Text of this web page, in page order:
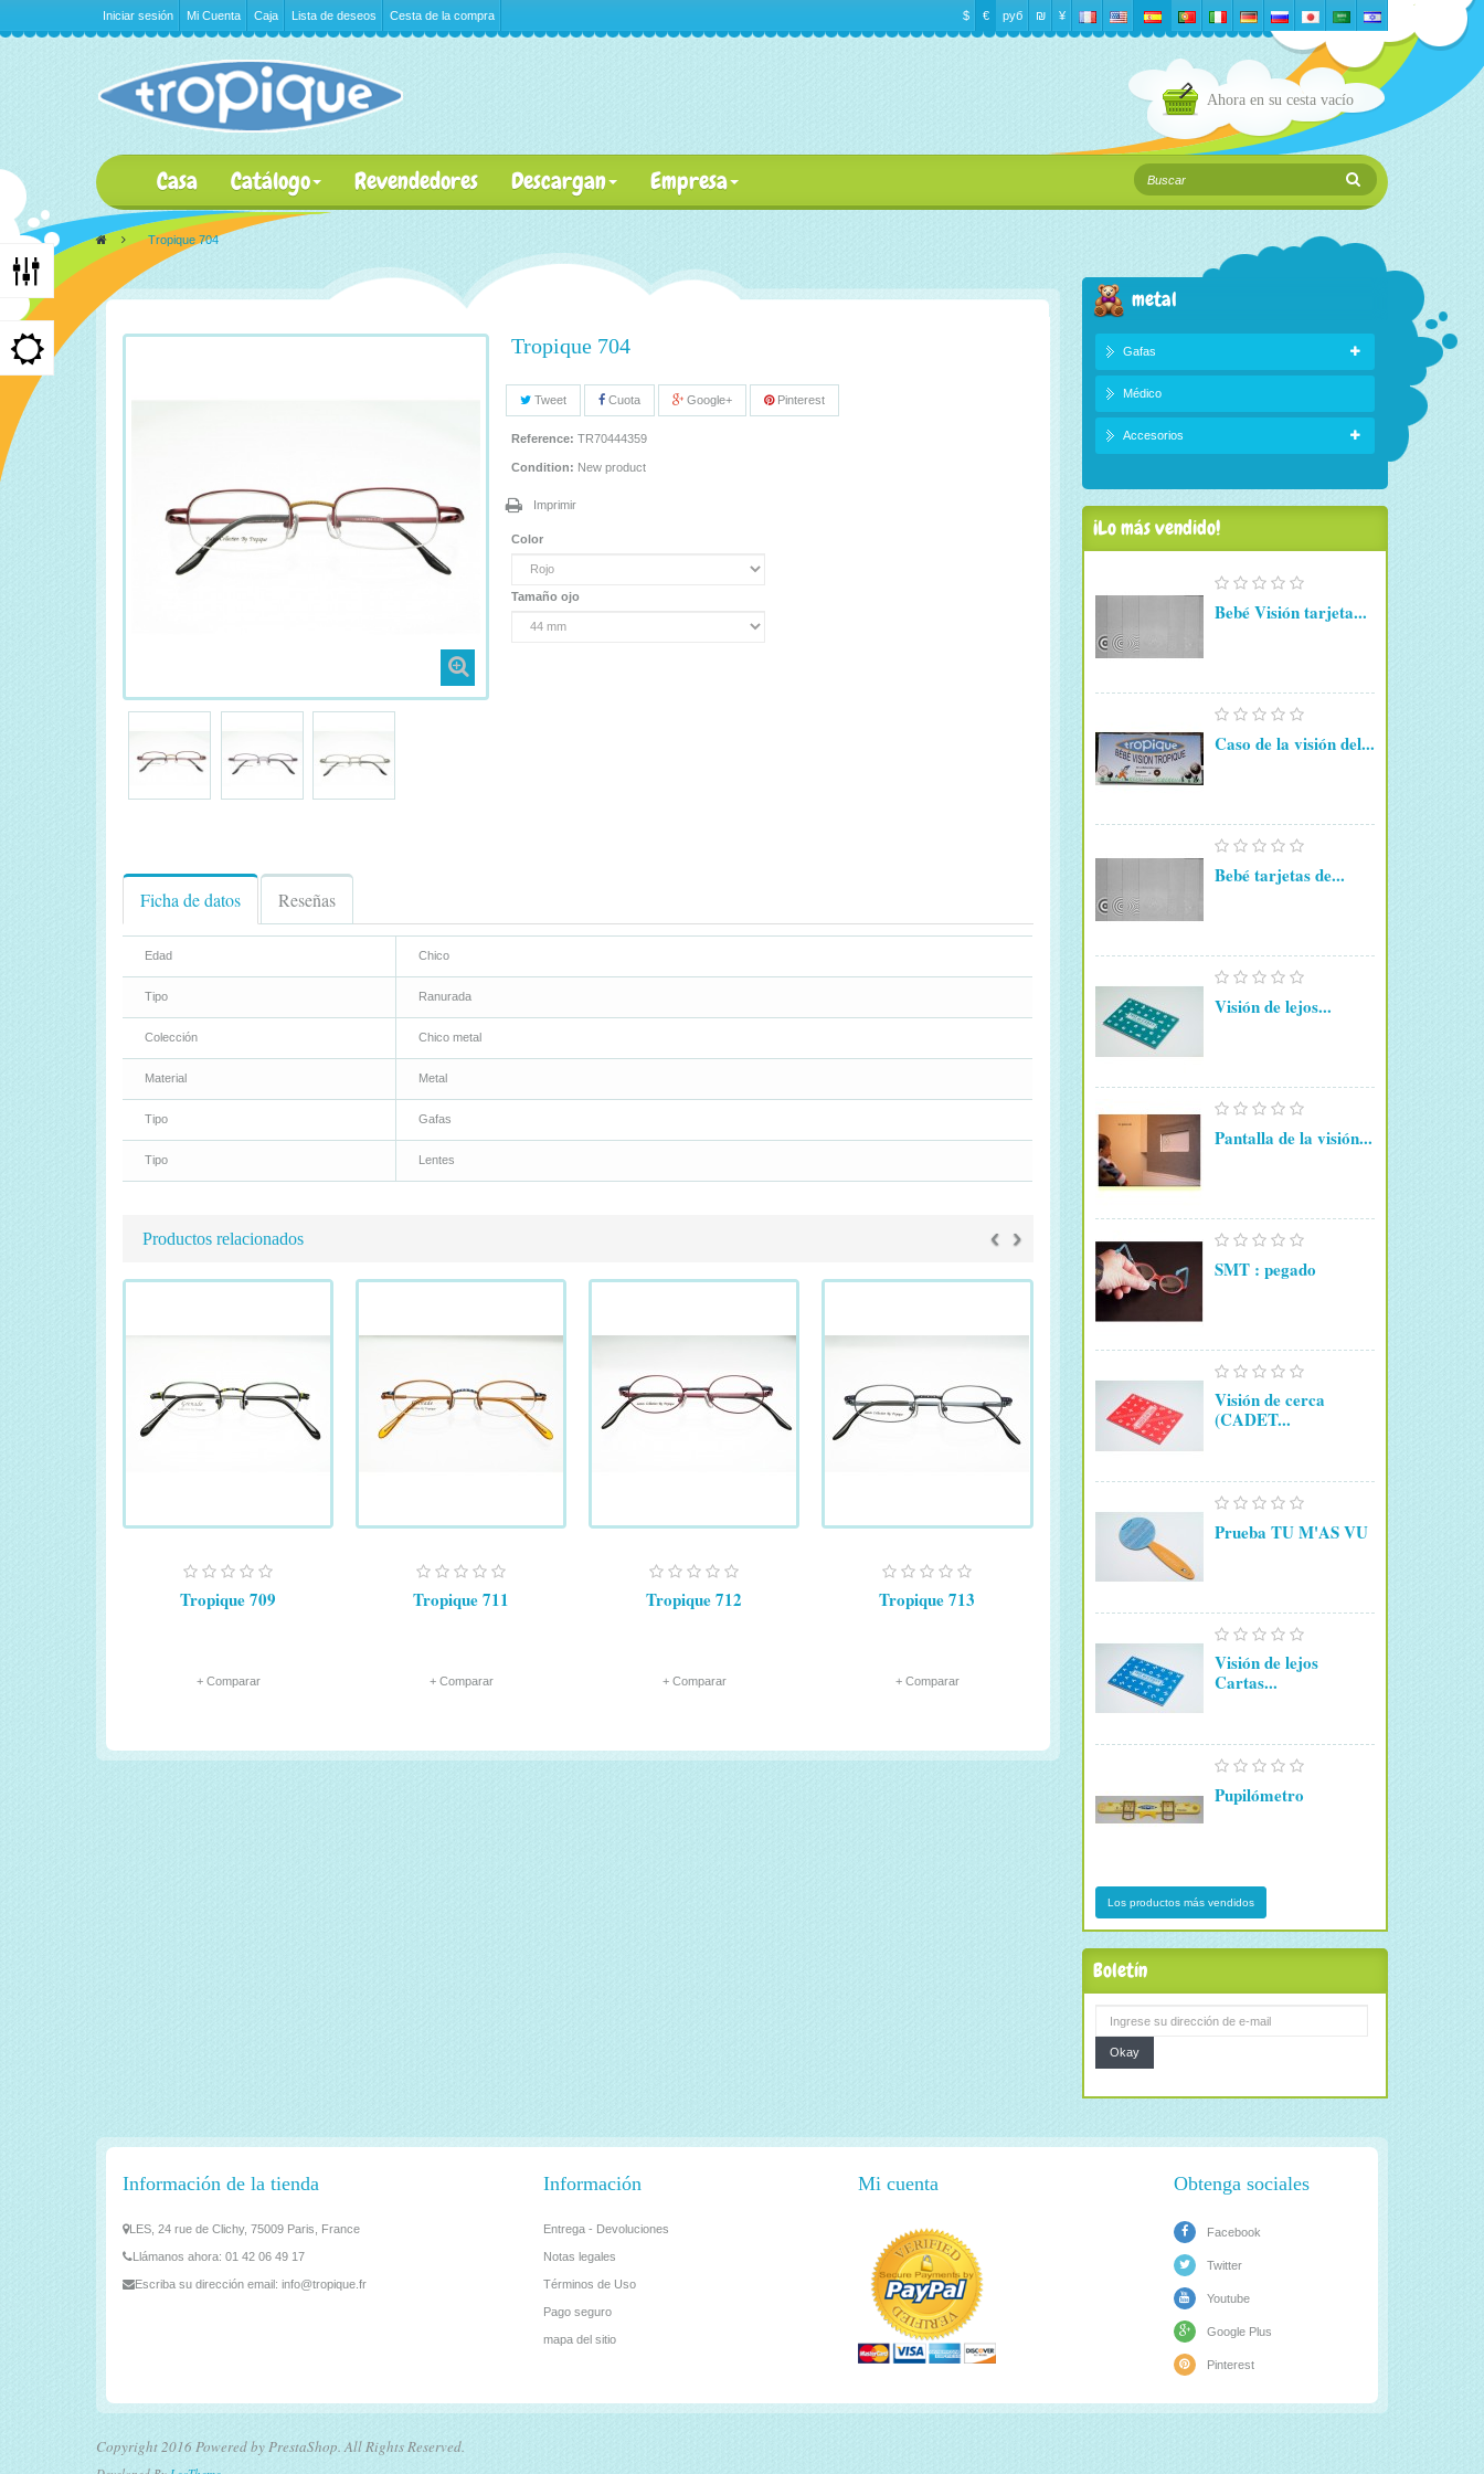
$ € руб ₪‎ ¥
Iniciar sesión Mi Cuenta Caja Lista de deseos Cesta de la compra
Ahora en su cesta vacío
Casa Catálogo Revendedores Descargan Empresa
> Tropique 704
Tropique 704
Tweet Cuota Google+ Pinterest
Reference: TR70444359
Condition: New product
Imprimir
Color
Tamaño ojo
Ficha de datos Reseñas
Edad Chico
Tipo Ranurada
Colección Chico metal
Material Metal
Tipo Gafas
Tipo Lentes
Productos relacionados ‹ ›
Tropique 709
+ Comparar
Tropique 711
+ Comparar
Tropique 712
+ Comparar
Tropique 713
+ Comparar
metal
Gafas
Médico
Accesorios
¡Lo más vendido!
Bebé Visión tarjeta...
Caso de la visión del...
Bebé tarjetas de...
Visión de lejos...
Pantalla de la visión...
SMT : pegado
Visión de cerca
(CADET...
Prueba TU M'AS VU
Visión de lejos
Cartas...
Pupilómetro
Los productos más vendidos
Boletín
Okay
Información de la tienda
LES, 24 rue de Clichy, 75009 Paris, France
Llámanos ahora: 01 42 06 49 17
Escriba su dirección email: info@tropique.fr
Información
Entrega - Devoluciones
Notas legales
Términos de Uso
Pago seguro
mapa del sitio
Mi cuenta Obtenga sociales
Facebook
Twitter
Youtube
Google Plus
Pinterest
Copyright 2016 Powered by PrestaShop. All Rights Reserved.